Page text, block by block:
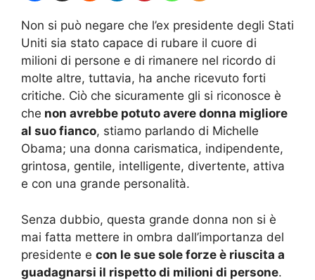
Non si può negare che l’ex presidente degli Stati
Uniti sia stato capace di rubare il cuore di
milioni di persone e di rimanere nel ricordo di
molte altre, tuttavia, ha anche ricevuto forti
critiche. Ciò che sicuramente gli si riconosce è
che non avrebbe potuto avere donna migliore
al suo fianco, stiamo parlando di Michelle
Obama; una donna carismatica, indipendente,
grintosa, gentile, intelligente, divertente, attiva
e con una grande personalità.
Senza dubbio, questa grande donna non si è
mai fatta mettere in ombra dall’importanza del
presidente e con le sue sole forze è riuscita a
guadagnarsi il rispetto di milioni di persone.